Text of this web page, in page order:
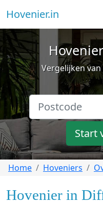
Hovenier.in
Vergelijken
Start
Home Hoveniers
Hovenier in